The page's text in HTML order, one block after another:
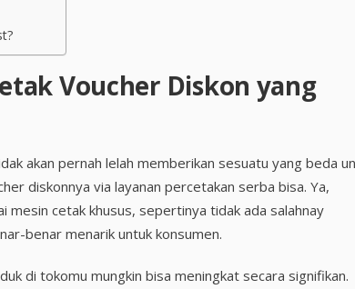
Voucher Diskon yang
akan pernah lelah memberikan sesuatu yang beda
diskonnya via layanan percetakan serba bisa. Ya,
cetak khusus, sepertinya tidak ada salahnay
benar menarik untuk konsumen.
di tokomu mungkin bisa meningkat secara signifikan.